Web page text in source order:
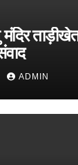
ADMIN